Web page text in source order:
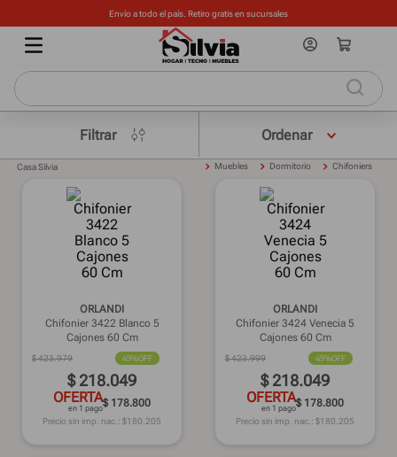
Envío a todo el país. Retiro gratis en sucursales
Filtrar
Casa Silvia Muebles Dormitorio Chifoniers
ORLANDI
Chifonier 3422 Blanco 5
Cajones 60 Cm
$423.979 49%OFF
$ 218.049
OFERTA
en 1 pago$ 178.800
Precio sin imp. nac.: $180.205
ORLANDI
Chifonier 3424 Venecia 5
Cajones 60 Cm
$423.999 49%OFF
$ 218.049
OFERTA
en 1 pago$ 178.800
Precio sin imp. nac.: $180.205